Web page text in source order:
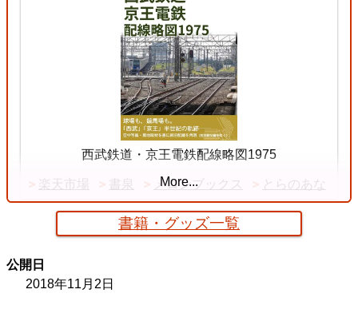
西武鉄道・京王電鉄配線略図1975
楽天市場 書泉 メロンブックス とらのあな
More...
書籍・グッズ一覧
公開日
2018年11月2日